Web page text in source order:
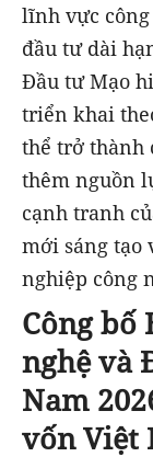
lĩnh vực
đầu tư dài
Đầu tư Mạo
triển khai
thể trở thành
thêm nguồn
cạnh tranh
mới sáng tạo
nghiệp công
Công bố
nghệ và
Nam
vốn Việt